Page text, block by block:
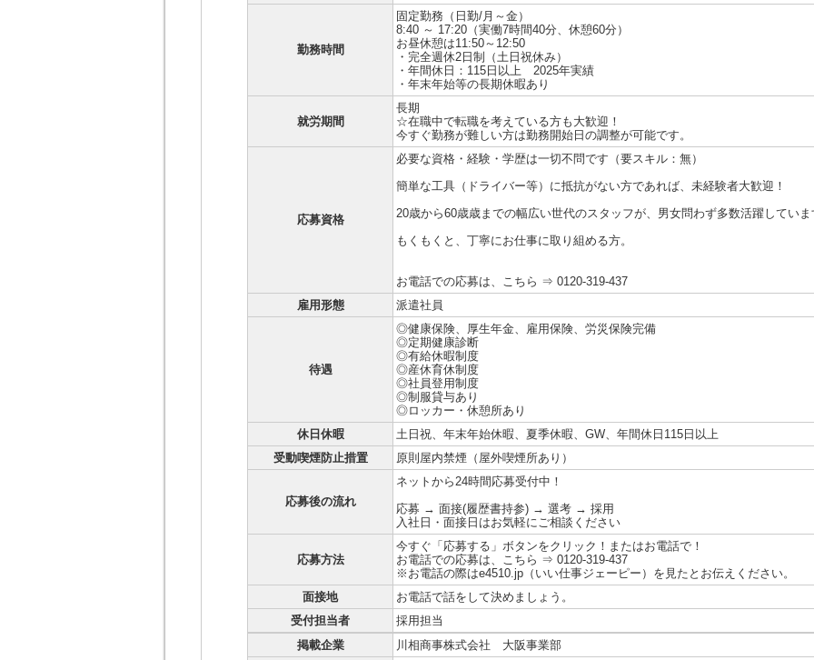
勤務時間
固定勤務（日勤/月～金）
8:40 ～ 17:20（実働7時間40分、休憩60分）
お昼休憩は11:50～12:50
・完全週休2日制（土日祝休み）
・年間休日：115日以上 2025年実績
・年末年始等の長期休暇あり
就労期間
長期
☆在職中で転職を考えている方も大歓迎！
今すぐ勤務が難しい方は勤務開始日の調整が可能です。
応募資格
必要な資格・経験・学歴は一切不問です（要スキル：無）
簡単な工具（ドライバー等）に抵抗がない方であれば、未経験者大歓迎！
20歳から60歳歳までの幅広い世代のスタッフが、男女問わず多数活躍していま
もくもくと、丁寧にお仕事に取り組める方。
お電話での応募は、こちら ⇒ 0120-319-437
雇用形態
派遣社員
待遇
◎健康保険、厚生年金、雇用保険、労災保険完備
◎定期健康診断
◎有給休暇制度
◎産休育休制度
◎社員登用制度
◎制服貸与あり
◎ロッカー・休憩所あり
休日休暇
土日祝、年末年始休暇、夏季休暇、GW、年間休日115日以上
受動喫煙防止措置
原則屋内禁煙（屋外喫煙所あり）
応募後の流れ
ネットから24時間応募受付中！
応募 → 面接(履歴書持参) → 選考 → 採用
入社日・面接日はお気軽にご相談ください
応募方法
今すぐ「応募する」ボタンをクリック！またはお電話で！
お電話での応募は、こちら ⇒ 0120-319-437
※お電話の際はe4510.jp（いい仕事ジェーピー）を見たとお伝えください。
面接地
お電話で話をして決めましょう。
受付担当者
採用担当
掲載企業
川相商事株式会社 大阪事業部